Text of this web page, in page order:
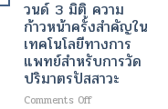
ผิว
อย่าง
เป็น
ธรรมชาติ
น้ำ
หนัก
สมัย
ใหม่
ใหม่
สำหรับ
การ
รักษา
ภาวะ
หัวใจ
วนด์ 3 มิติ ความ
ก้าวหน้าครั้งสำคัญใน
เทคโนโลยีทางการ
แพทย์สำหรับการวัด
ปริมาตรปัสสาวะ
Comments Offon